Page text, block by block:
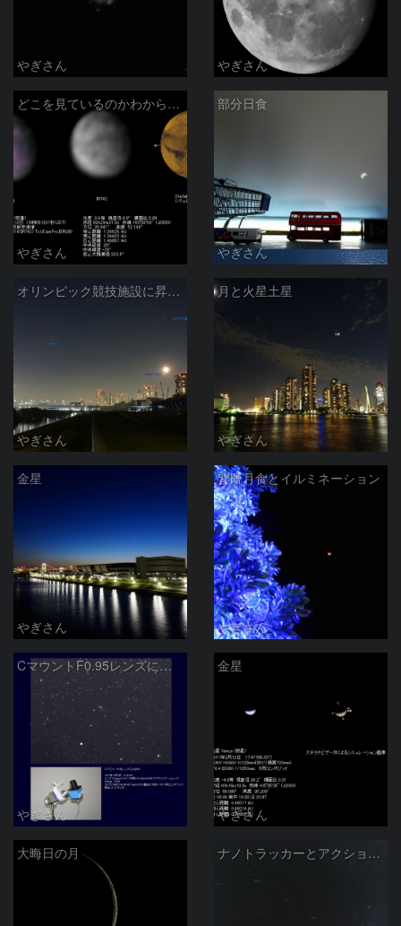
やぎさん やぎさん
どこを見ているのかわからないくらいの火星の砂嵐
やぎさん
部分日食
やぎさん
オリンピック競技施設に昇る月
やぎさん
月と火星土星
やぎさん
金星
やぎさん
皆既月食とイルミネーション
やぎさん
CマウントF0.95レンズによるM31
やぎさん
金星
やぎさん
大晦日の月 ナノトラッカーとアクションカメラによる冬の夜半の星座